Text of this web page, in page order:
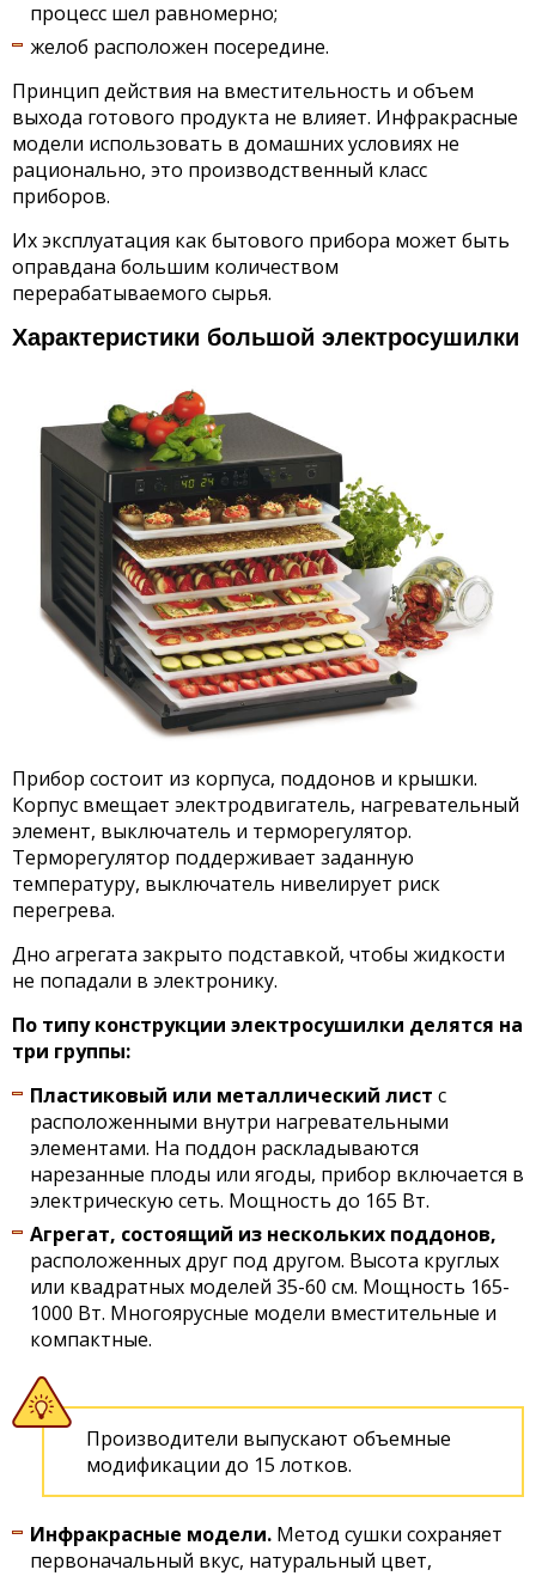
процесс шел равномерно;
желоб расположен посередине.
Принцип действия на вместительность и объем
выхода готового продукта не влияет. Инфракрасные
модели использовать в домашних условиях не
рационально, это производственный класс
приборов.
Их эксплуатация как бытового прибора может быть
оправдана большим количеством
перерабатываемого сырья.
Характеристики большой электросушилки
Прибор состоит из корпуса, поддонов и крышки.
Корпус вмещает электродвигатель, нагревательный
элемент, выключатель и терморегулятор.
Терморегулятор поддерживает заданную
температуру, выключатель нивелирует риск
перегрева.
Дно агрегата закрыто подставкой, чтобы жидкости
не попадали в электронику.
По типу конструкции электросушилки делятся на
три группы:
Пластиковый или металлический лист с
расположенными внутри нагревательными
элементами. На поддон раскладываются
нарезанные плоды или ягоды, прибор включается в
электрическую сеть. Мощность до 165 Вт.
Агрегат, состоящий из нескольких поддонов,
расположенных друг под другом. Высота круглых
или квадратных моделей 35-60 см. Мощность 165-
1000 Вт. Многоярусные модели вместительные и
компактные.
Производители выпускают объемные
модификации до 15 лотков.
Инфракрасные модели. Метод сушки сохраняет
первоначальный вкус, натуральный цвет,